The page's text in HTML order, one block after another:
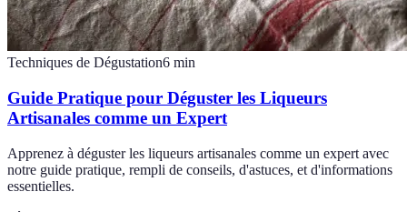
Techniques de Dégustation6 min
Guide Pratique pour Déguster les Liqueurs
Artisanales comme un Expert
Apprenez à déguster les liqueurs artisanales comme un expert avec
notre guide pratique, rempli de conseils, d'astuces, et d'informations
essentielles.